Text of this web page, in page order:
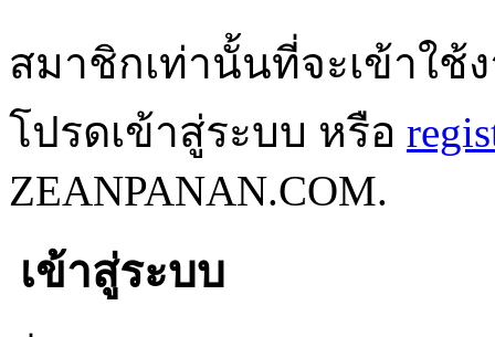
สมาชิกเท่านั้นที่จะเข้าใช้
โปรดเข้าสู่ระบบ หรือ
ZEANPANAN.COM.
เข้าสู่ระบบ